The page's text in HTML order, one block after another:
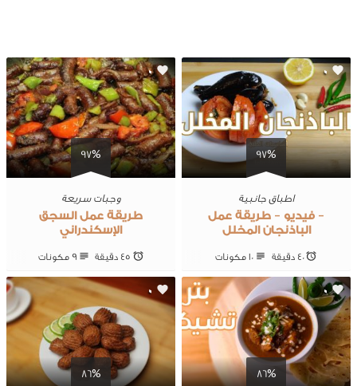
97%
0
اطباق جانبية
– فيديو – طريقة عمل
الباذنجان المخلل
40 ‎دقيقة 10 ‎مكونات
97%
0
وجبات سريعة
طريقة عمل السجق
الإسكندراني
45 ‎دقيقة 9 ‎مكونات
86%
0
86%
0